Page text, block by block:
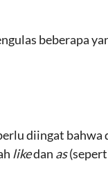
beberapa
diingat bahwa
likedan as